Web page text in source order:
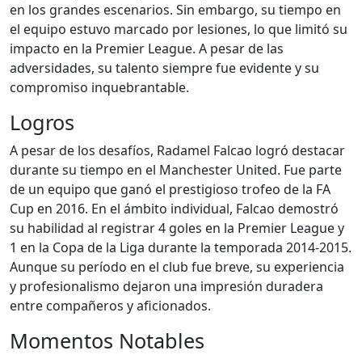
en los grandes escenarios. Sin embargo, su tiempo en
el equipo estuvo marcado por lesiones, lo que limitó su
impacto en la Premier League. A pesar de las
adversidades, su talento siempre fue evidente y su
compromiso inquebrantable.
Logros
A pesar de los desafíos, Radamel Falcao logró destacar
durante su tiempo en el Manchester United. Fue parte
de un equipo que ganó el prestigioso trofeo de la FA
Cup en 2016. En el ámbito individual, Falcao demostró
su habilidad al registrar 4 goles en la Premier League y
1 en la Copa de la Liga durante la temporada 2014-2015.
Aunque su período en el club fue breve, su experiencia
y profesionalismo dejaron una impresión duradera
entre compañeros y aficionados.
Momentos Notables